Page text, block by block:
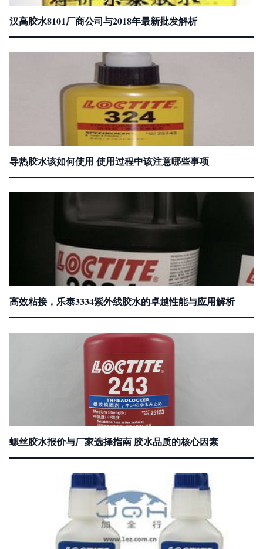
汉高胶水8101厂商公司与2018年最新批发解析
导热胶水该如何使用 使用过程中该注意哪些事项
高效粘接，乐泰3334紫外线胶水的卓越性能与应用解析
螺丝胶水报价与厂家选择指南 胶水品质的核心因素